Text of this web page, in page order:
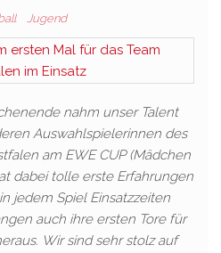
Jugend
nahm unser Talent
Auswahlspielerinnen des
am EWE CUP (Mädchen
dabei tolle erste Erfahrungen
jedem Spiel Einsatzzeiten
auch ihre ersten Tore für
Wir sind sehr stolz auf